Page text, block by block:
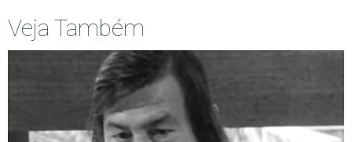
Veja Também